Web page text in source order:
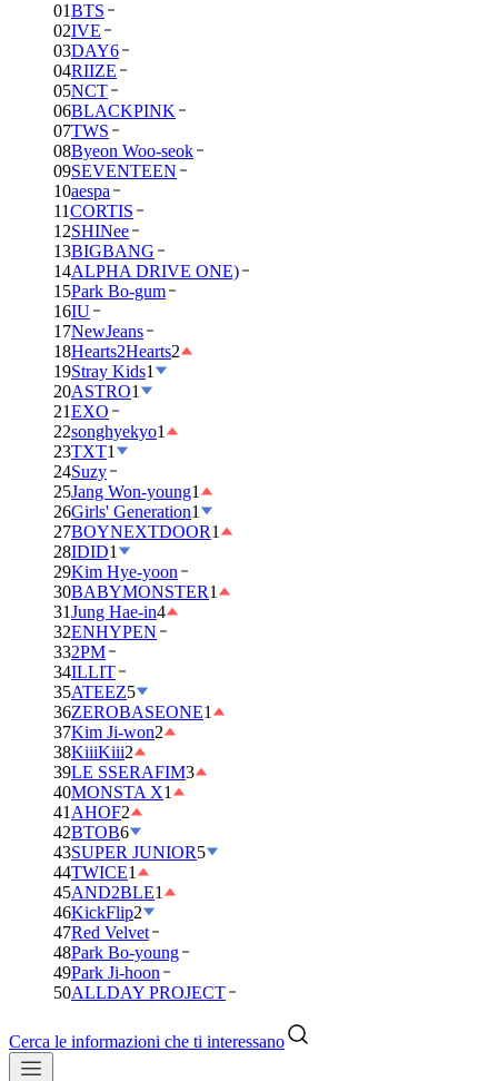
01BTS
02IVE
03DAY6
04RIIZE
05NCT
06BLACKPINK
07TWS
08Byeon Woo-seok
09SEVENTEEN
10aespa
11CORTIS
12SHINee
13BIGBANG
14ALPHA DRIVE ONE)
15Park Bo-gum
16IU
17NewJeans
18Hearts2Hearts2
19Stray Kids1
20ASTRO1
21EXO
22songhyekyo1
23TXT1
24Suzy
25Jang Won-young1
26Girls' Generation1
27BOYNEXTDOOR1
28IDID1
29Kim Hye-yoon
30BABYMONSTER1
31Jung Hae-in4
32ENHYPEN
332PM
34ILLIT
35ATEEZ5
36ZEROBASEONE1
37Kim Ji-won2
38KiiiKiii2
39LE SSERAFIM3
40MONSTA X1
41 AHOF2
42BTOB6
43SUPER JUNIOR5
44TWICE1
45AND2BLE1
46KickFlip2
47Red Velvet
48Park Bo-young
49Park Ji-hoon
50ALLDAY PROJECT
Cerca le informazioni che ti interessano